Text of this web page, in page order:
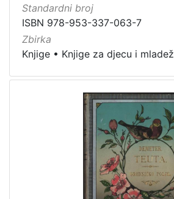
Standardni broj
ISBN 978-953-337-063-7
Zbirka
Knjige • Knjige za djecu i mladež